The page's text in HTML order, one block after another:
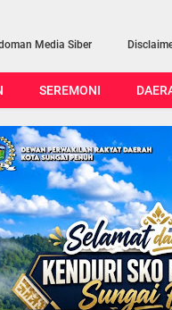
Media Siber
SEREMONI